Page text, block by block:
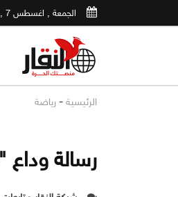
الجمعة , اغسطس 7 , 2026
الرئيسية - رياضة
رسالة